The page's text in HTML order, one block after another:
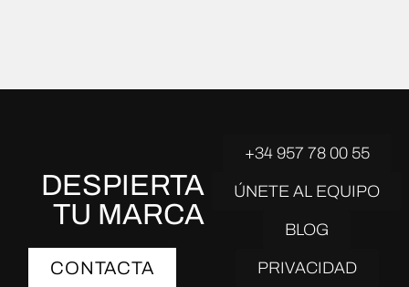
DESPIERTA
TU MARCA
CONTACTA
+34 957 78 00 55
ÚNETE AL EQUIPO
BLOG
PRIVACIDAD